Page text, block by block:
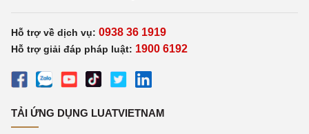
Hỗ trợ về dịch vụ: 0938 36 1919
Hỗ trợ giải đáp pháp luật: 1900 6192
TẢI ỨNG DỤNG LUATVIETNAM